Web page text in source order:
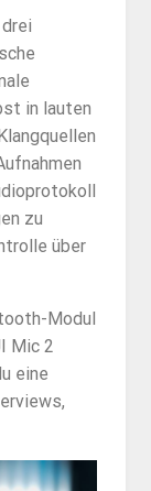
in lauten
zu
über
Modul
Mic 2
eine